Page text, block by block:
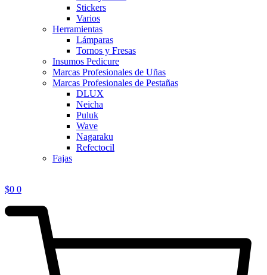
Stickers
Varios
Herramientas
Lámparas
Tornos y Fresas
Insumos Pedicure
Marcas Profesionales de Uñas
Marcas Profesionales de Pestañas
DLUX
Neicha
Puluk
Wave
Nagaraku
Refectocil
Fajas
$0 0